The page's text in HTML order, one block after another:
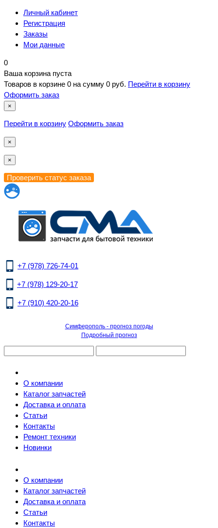
Личный кабинет
Регистрация
Заказы
Мои данные
0
Ваша корзина пуста
Товаров в корзине 0 на сумму 0 руб. Перейти в корзину
Оформить заказ
×
Перейти в корзину Оформить заказ
×
×
+7 (978) 726-74-01
+7 (978) 129-20-17
+7 (910) 420-20-16
Симферополь - прогноз погоды
Подробный прогноз
О компании
Каталог запчастей
Доставка и оплата
Статьи
Контакты
Ремонт техники
Новинки
О компании
Каталог запчастей
Доставка и оплата
Статьи
Контакты